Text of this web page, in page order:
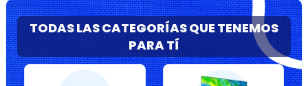
TODAS LAS CATEGORÍAS QUE TENEMOS
PARA TÍ